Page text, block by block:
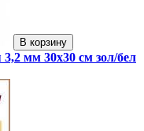
В корзину
мм 30х30 см зол/бел